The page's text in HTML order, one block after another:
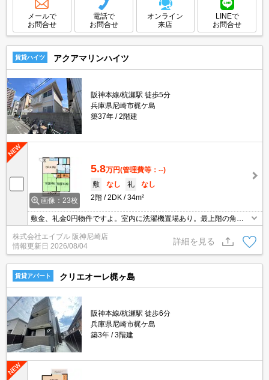
メールで
お問合せ
電話で
お問合せ
オンライン
来店
LINEで
お問合せ
賃貸ハイツ アクアマリンハイツ
阪神本線/杭瀬駅 徒歩5分
兵庫県尼崎市梶ケ島
築37年
2階建
画像：23枚
5.8万円(管理費等：--)
敷
なし 礼
なし
2階
2DK 34m²
敷金、礼金0円物件ですよ。室内に洗濯機置場あり。最上階の角部
屋が空きました。
株式会社エイブル 阪神尼崎店
情報更新日 2026/08/04
詳細を見る
賃貸アパート クリエオーレ梶ヶ島
阪神本線/杭瀬駅 徒歩6分
兵庫県尼崎市梶ケ島
築3年
3階建